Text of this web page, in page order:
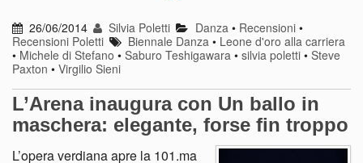
26/06/2014 Silvia Poletti Danza• Recensioni•
Recensioni Poletti
Biennale Danza • Leone d'oro alla carriera
• Michele di Stefano • Saburo Teshigawara • silvia poletti • Steve
Paxton • Virgilio Sieni
L’Arena inaugura con Un ballo in
maschera: elegante, forse fin troppo
L’opera verdiana apre la 101.ma